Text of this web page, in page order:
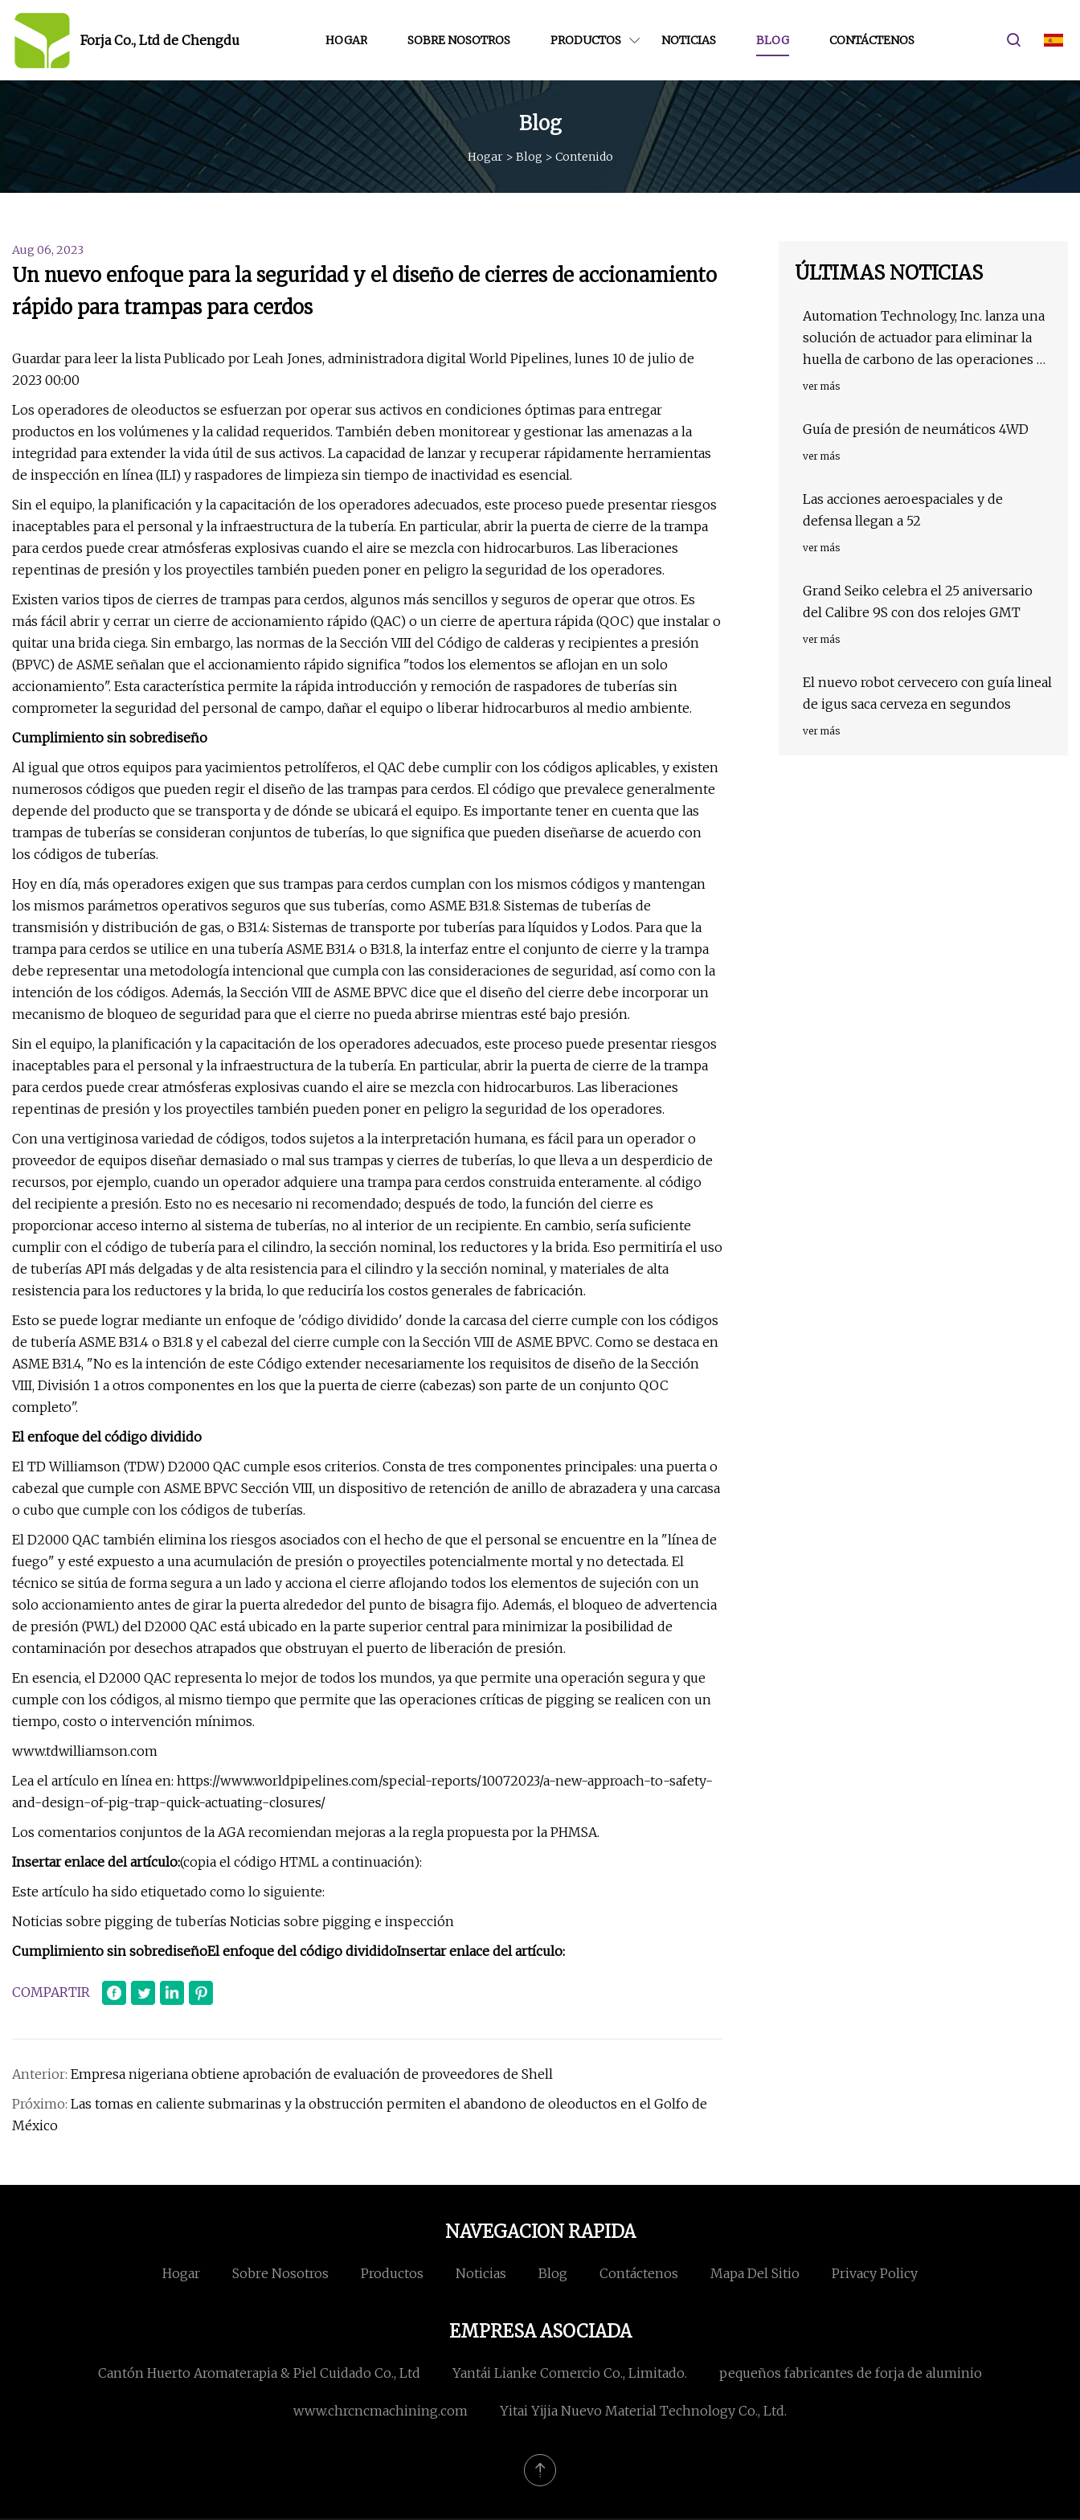
Forja Co., Ltd de Chengdu HOGAR SOBRE NOSOTROS PRODUCTOS NOTICIAS BLOG CONTÁCTENOS
Blog
Hogar> Blog > Contenido
Aug 06, 2023
Un nuevo enfoque para la seguridad y el diseño de cierres de accionamiento
rápido para trampas para cerdos
Guardar para leer la lista Publicado por Leah Jones, administradora digital World Pipelines, lunes 10 de julio de
2023 00:00
Los operadores de oleoductos se esfuerzan por operar sus activos en condiciones óptimas para entregar
productos en los volúmenes y la calidad requeridos. También deben monitorear y gestionar las amenazas a la
integridad para extender la vida útil de sus activos. La capacidad de lanzar y recuperar rápidamente herramientas
de inspección en línea (ILI) y raspadores de limpieza sin tiempo de inactividad es esencial.
Sin el equipo, la planificación y la capacitación de los operadores adecuados, este proceso puede presentar riesgos
inaceptables para el personal y la infraestructura de la tubería. En particular, abrir la puerta de cierre de la trampa
para cerdos puede crear atmósferas explosivas cuando el aire se mezcla con hidrocarburos. Las liberaciones
repentinas de presión y los proyectiles también pueden poner en peligro la seguridad de los operadores.
Existen varios tipos de cierres de trampas para cerdos, algunos más sencillos y seguros de operar que otros. Es
más fácil abrir y cerrar un cierre de accionamiento rápido (QAC) o un cierre de apertura rápida (QOC) que instalar o
quitar una brida ciega. Sin embargo, las normas de la Sección VIII del Código de calderas y recipientes a presión
(BPVC) de ASME señalan que el accionamiento rápido significa "todos los elementos se aflojan en un solo
accionamiento". Esta característica permite la rápida introducción y remoción de raspadores de tuberías sin
comprometer la seguridad del personal de campo, dañar el equipo o liberar hidrocarburos al medio ambiente.
Cumplimiento sin sobrediseño
Al igual que otros equipos para yacimientos petrolíferos, el QAC debe cumplir con los códigos aplicables, y existen
numerosos códigos que pueden regir el diseño de las trampas para cerdos. El código que prevalece generalmente
depende del producto que se transporta y de dónde se ubicará el equipo. Es importante tener en cuenta que las
trampas de tuberías se consideran conjuntos de tuberías, lo que significa que pueden diseñarse de acuerdo con
los códigos de tuberías.
Hoy en día, más operadores exigen que sus trampas para cerdos cumplan con los mismos códigos y mantengan
los mismos parámetros operativos seguros que sus tuberías, como ASME B31.8: Sistemas de tuberías de
transmisión y distribución de gas, o B31.4: Sistemas de transporte por tuberías para líquidos y Lodos. Para que la
trampa para cerdos se utilice en una tubería ASME B31.4 o B31.8, la interfaz entre el conjunto de cierre y la trampa
debe representar una metodología intencional que cumpla con las consideraciones de seguridad, así como con la
intención de los códigos. Además, la Sección VIII de ASME BPVC dice que el diseño del cierre debe incorporar un
mecanismo de bloqueo de seguridad para que el cierre no pueda abrirse mientras esté bajo presión.
Sin el equipo, la planificación y la capacitación de los operadores adecuados, este proceso puede presentar riesgos
inaceptables para el personal y la infraestructura de la tubería. En particular, abrir la puerta de cierre de la trampa
para cerdos puede crear atmósferas explosivas cuando el aire se mezcla con hidrocarburos. Las liberaciones
repentinas de presión y los proyectiles también pueden poner en peligro la seguridad de los operadores.
Con una vertiginosa variedad de códigos, todos sujetos a la interpretación humana, es fácil para un operador o
proveedor de equipos diseñar demasiado o mal sus trampas y cierres de tuberías, lo que lleva a un desperdicio de
recursos, por ejemplo, cuando un operador adquiere una trampa para cerdos construida enteramente. al código
del recipiente a presión. Esto no es necesario ni recomendado; después de todo, la función del cierre es
proporcionar acceso interno al sistema de tuberías, no al interior de un recipiente. En cambio, sería suficiente
cumplir con el código de tubería para el cilindro, la sección nominal, los reductores y la brida. Eso permitiría el uso
de tuberías API más delgadas y de alta resistencia para el cilindro y la sección nominal, y materiales de alta
resistencia para los reductores y la brida, lo que reduciría los costos generales de fabricación.
Esto se puede lograr mediante un enfoque de 'código dividido' donde la carcasa del cierre cumple con los códigos
de tubería ASME B31.4 o B31.8 y el cabezal del cierre cumple con la Sección VIII de ASME BPVC. Como se destaca en
ASME B31.4, "No es la intención de este Código extender necesariamente los requisitos de diseño de la Sección
VIII, División 1 a otros componentes en los que la puerta de cierre (cabezas) son parte de un conjunto QOC
completo".
El enfoque del código dividido
El TD Williamson (TDW) D2000 QAC cumple esos criterios. Consta de tres componentes principales: una puerta o
cabezal que cumple con ASME BPVC Sección VIII, un dispositivo de retención de anillo de abrazadera y una carcasa
o cubo que cumple con los códigos de tuberías.
El D2000 QAC también elimina los riesgos asociados con el hecho de que el personal se encuentre en la "línea de
fuego" y esté expuesto a una acumulación de presión o proyectiles potencialmente mortal y no detectada. El
técnico se sitúa de forma segura a un lado y acciona el cierre aflojando todos los elementos de sujeción con un
solo accionamiento antes de girar la puerta alrededor del punto de bisagra fijo. Además, el bloqueo de advertencia
de presión (PWL) del D2000 QAC está ubicado en la parte superior central para minimizar la posibilidad de
contaminación por desechos atrapados que obstruyan el puerto de liberación de presión.
En esencia, el D2000 QAC representa lo mejor de todos los mundos, ya que permite una operación segura y que
cumple con los códigos, al mismo tiempo que permite que las operaciones críticas de pigging se realicen con un
tiempo, costo o intervención mínimos.
www.tdwilliamson.com
Lea el artículo en línea en: https://www.worldpipelines.com/special-reports/10072023/a-new-approach-to-safety-
and-design-of-pig-trap-quick-actuating-closures/
Los comentarios conjuntos de la AGA recomiendan mejoras a la regla propuesta por la PHMSA.
Insertar enlace del artículo:(copia el código HTML a continuación):
Este artículo ha sido etiquetado como lo siguiente:
Noticias sobre pigging de tuberías Noticias sobre pigging e inspección
Cumplimiento sin sobrediseñoEl enfoque del código divididoInsertar enlace del artículo:
COMPARTIR
Anterior: Empresa nigeriana obtiene aprobación de evaluación de proveedores de Shell
Próximo: Las tomas en caliente submarinas y la obstrucción permiten el abandono de oleoductos en el Golfo de
México
ÚLTIMAS NOTICIAS
Automation Technology, Inc. lanza una
solución de actuador para eliminar la
huella de carbono de las operaciones de
oleoductos; además de preguntas y
ver más
Guía de presión de neumáticos 4WD
ver más
Las acciones aeroespaciales y de
defensa llegan a 52
ver más
Grand Seiko celebra el 25 aniversario
del Calibre 9S con dos relojes GMT
ver más
El nuevo robot cervecero con guía lineal
de igus saca cerveza en segundos
ver más
NAVEGACION RAPIDA
Hogar Sobre Nosotros Productos Noticias Blog Contáctenos Mapa Del Sitio Privacy Policy
EMPRESA ASOCIADA
Cantón Huerto Aromaterapia & Piel Cuidado Co., Ltd Yantái Lianke Comercio Co., Limitado. pequeños fabricantes de forja de aluminio
www.chrcncmachining.com Yitai Yijia Nuevo Material Technology Co., Ltd.